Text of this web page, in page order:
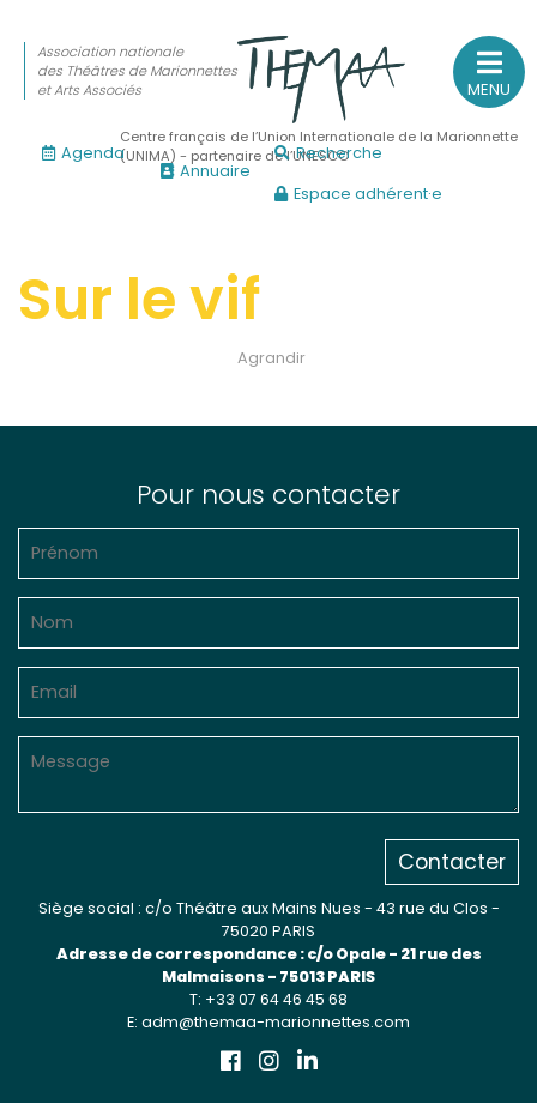
(Actualités, annonces, vie professionnelle)
Sur le vif
Sur le fond
(Fonctionnement, gouvernance, groupes de travail,
Sur le terrain
(Portraits, actions, collaborations)
Sur l’étagère
MENU
Association nationale
des Théâtres de Marionnettes
et Arts Associés
Centre français de l’Union Internationale de la Marionnette
(UNIMA) - partenaire de l’UNESCO
Agenda
Annuaire
Recherche
Espace adhérent·e
Sur le vif
Agrandir
Pour nous contacter
Contacter
Siège social : c/o Théâtre aux Mains Nues - 43 rue du Clos -
75020 PARIS
Adresse de correspondance : c/o Opale - 21 rue des
Malmaisons - 75013 PARIS
T: +33 07 64 46 45 68
E: adm@themaa-marionnettes.com